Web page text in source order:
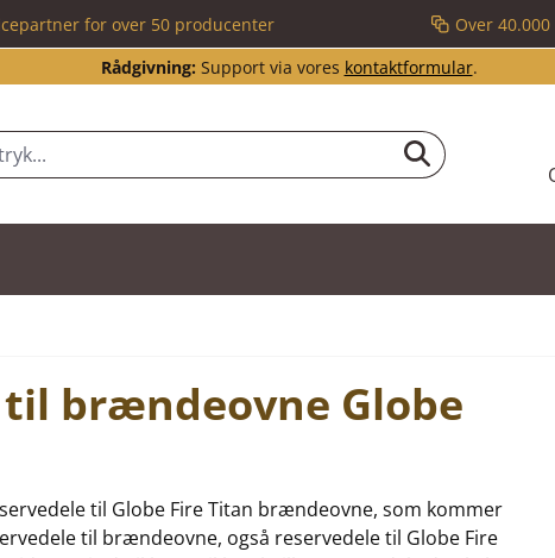
for over 50 producenter Over
Rådgivning: Support via vores kontaktformular.
brændeovne Globe
til Globe Fire Titan brændeovne, som kommer
til brændeovne, også reservedele til Globe Fire